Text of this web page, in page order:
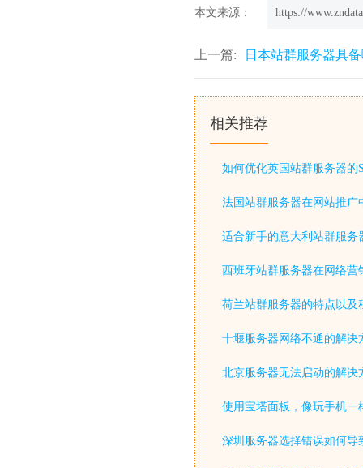
本文来源： https://
上一篇: 日本站群服务器具
相关推荐
如何优化英国站群服务器的
法国站群服务器在网站推广
适合新手的意大利站群服务
西班牙站群服务器在网络营
荷兰站群服务器的特点以及
十堰服务器网络不通的解决
北京服务器无法启动的解决
使用宝塔面板，像玩手机一
深圳服务器选择错误如何导